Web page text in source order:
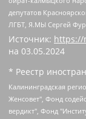
депутатов
ЛГБТ, Я.МЫ Сергей
Источник: https://
на 03.05.2024
* Реестр
Калининградская региональная общественная организация "Экозащита!-Женсовет", Фонд содействия защите прав и свобод граждан "Общественный вердикт", Фонд "Институт Развития Свободы Информации", Частное учреждение "Информационное агентство МЕМО. РУ", Региональная общественная организация "Общественная комиссия по сохранению наследия академика Сахарова", Фонд поддержки свободы прессы, Санкт-Петербургская общественная правозащитная организация "Гражданский контроль", Межрегиональная общественная организация "Информационно-просветительский центр "Мемориал", Региональный Фонд "Центр Защиты Прав Средств Массовой Информации", с 05.12.2023 Фонд "Центр Защиты Прав Средств массовой информации", Региональная общественная благотворительная организация помощи беженцам и мигрантам "Гражданское содействие", Негосударственное образовательное учреждение дополнительного профессионального образования (повышение квалификации) специалистов "АКАДЕМИЯ ПО ПРАВАМ ЧЕЛОВЕКА", Свердловская региональная общественная организация "Сутяжник", Автономная некоммерческая организация "Центр независимых социологических исследований", Союз общественных объединений "Российский исследовательский центр по правам человека", Региональное общественное учреждение научно-информационный центр "МЕМОРИАЛ", Некоммерческая организация "Фонд защиты гласности", Автономная некоммерческая организация "Институт прав человека", Городская общественная организация "Екатеринбургское общество "МЕМОРИАЛ", Городская общественная организация "Рязанское историко-просветительское и правозащитное общество "Мемориал" (Рязанский Мемориал), Челябинский региональный орган общественной самодеятельности – женское общественное объединение "Женщины Евразии", Челябинский региональный орган общественной самодеятельности "Уральская правозащитная группа", Фонд содействия защите здоровья и социальной справедливости имени Андрея Рылькова, Автономная Некоммерческая Организация "Аналитический Центр Юрия Левады", Автономная некоммерческая организация социальной поддержки населения "Проект Апрель", Региональная общественная организация помощи женщинам и детям, находящимся в кризисной ситуации "Информационно-методический центр "Анна", Фонд содействия развитию массовых коммуникаций и правовому просвещению "Так-так-Так", Фонд содействия устойчивому развитию "Серебряная тайга", Свердловский региональный общественный фонд социальных проектов "Новое время", "Idel.Реалии", Кавказ.Реалии, Крым.Реалии, Телеканал Настоящее Время, Татаро-башкирская служба Радио Свобода (Azatliq Radiosi), Радио Свободная Европа/Радио Свобода (PCE/PC), "Сибирь.Реалии", "Фактограф", Благотворительный фонд помощи осужденным и их семьям, Автономная некоммерческая организация "Институт глобализации и социальных движений", Фонд "В защиту прав заключенных", Частное учреждение "Центр поддержки и содействия развитию средств массовой информации", Пензенский региональный общественный благотворительный фонд "Гражданский союз", "Север.Реалии", Некоммерческая организация Фонд "Правовая инициатива", Общество с